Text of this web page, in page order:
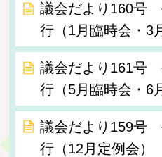
議会だより160号
行（1月臨時会・3
議会だより161号
行（5月臨時会・6
議会だより159号
行（12月定例会）